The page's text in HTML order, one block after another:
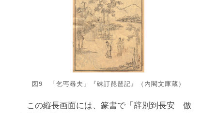
図9 「乞丐尋夫」『硃訂琵琶記』（内閣文庫蔵）
この縦長画面には、篆書で「辞別到長安 倣